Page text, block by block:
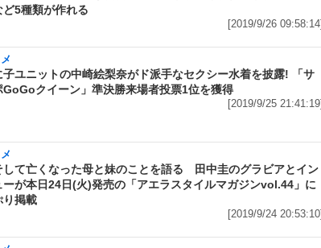
ど5種類が作れる
[2019/9/26 09:58:14]
子ユニットの中崎絵梨奈がド派手なセクシー水着を披露! 「サ
GoGoクイーン」準決勝来場者投票1位を獲得
[2019/9/25 21:41:19]
して亡くなった母と妹のことを語る 田中圭のグラビアとイン
ーが本日24日(火)発売の「アエラスタイルマガジンvol.44」に
り掲載
[2019/9/24 20:53:10]